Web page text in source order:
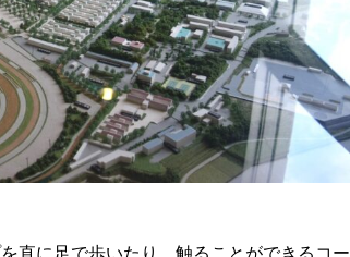
直に足で歩いたり、触ることができるコー